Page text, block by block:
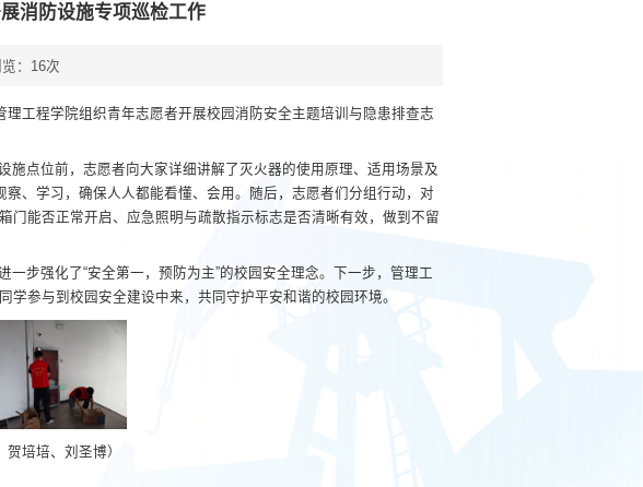
消防设施专项巡检工作
： 16次
工程学院组织青年志愿者开展校园消防安全主题培训与隐患排查志
点位前，志愿者向大家详细讲解了灭火器的使用原理、适用场景及
、学习，确保人人都能看懂、会用。随后，志愿者们分组行动，对
能否正常开启、应急照明与疏散指示标志是否清晰有效，做到不留
步强化了“安全第一，预防为主”的校园安全理念。下一步，管理工
参与到校园安全建设中来，共同守护平安和谐的校园环境。
培培、刘圣博）